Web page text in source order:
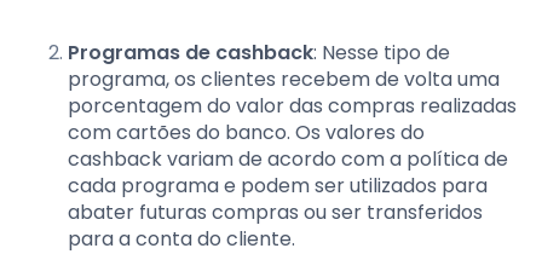
Programas de cashback: Nesse tipo de
programa, os clientes recebem de volta uma
porcentagem do valor das compras realizadas
com cartões do banco. Os valores do
cashback variam de acordo com a política de
cada programa e podem ser utilizados para
abater futuras compras ou ser transferidos
para a conta do cliente.